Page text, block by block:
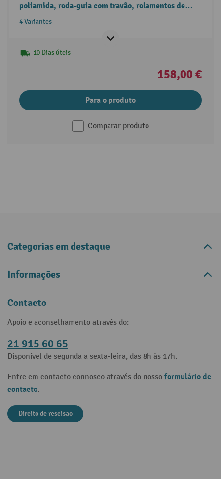
poliamida, roda-guia com travão, rolamentos de
esferas, placa
4 Variantes
10 Dias úteis
158,00 €
Para o produto
Comparar produto
Categorias em destaque
Informações
Contacto
Apoio e aconselhamento através do:
21 915 60 65
Disponível de segunda a sexta-feira, das 8h às 17h.
Entre em contacto connosco através do nosso formulário de
contacto.
Direito de rescisao